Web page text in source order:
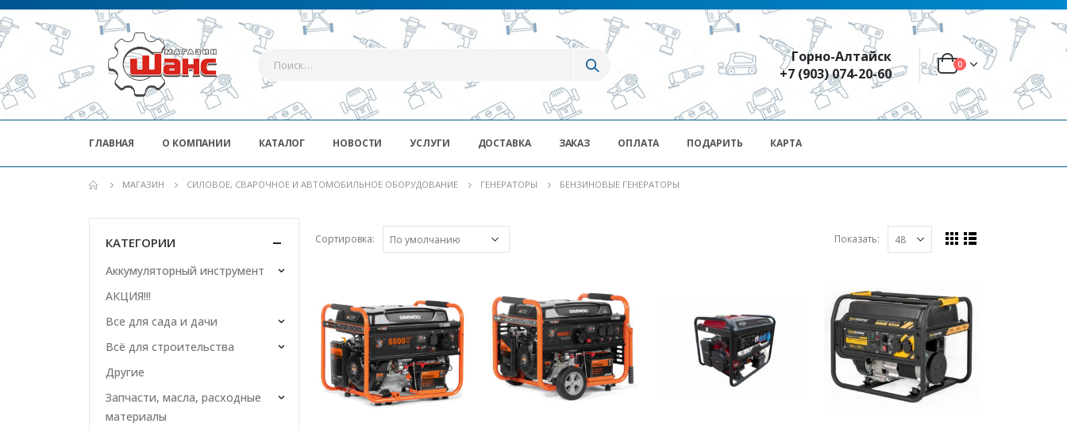
Горно-Алтайск
+7 (903) 074-20-60
0
ГЛАВНАЯ О КОМПАНИИ КАТАЛОГ НОВОСТИ УСЛУГИ ДОСТАВКА ЗАКАЗ ОПЛАТА ПОДАРИТЬ КАРТА
МАГАЗИН СИЛОВОЕ, СВАРОЧНОЕ И АВТОМОБИЛЬНОЕ ОБОРУДОВАНИЕ ГЕНЕРАТОРЫ БЕНЗИНОВЫЕ ГЕНЕРАТОРЫ
Сортировка: Показать:
КАТЕГОРИИ
Аккумуляторный инструмент
АКЦИЯ!!!
Все для сада и дачи
Всё для строительства
Другие
Запчасти, масла, расходные
материалы